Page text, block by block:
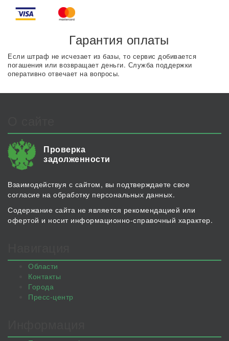
Гарантия оплаты
Если штраф не исчезает из базы, то сервис добивается
погашения или возвращает деньги. Служба поддержки
оперативно отвечает на вопросы.
Проверка
задолженности
Взаимодействуя с сайтом, вы подтверждаете свое
согласие на обработку персональных данных.
Содержание сайта не является рекомендацией или
офертой и носит информационно-справочный характер.
Области
Контакты
Города
Пресс-центр